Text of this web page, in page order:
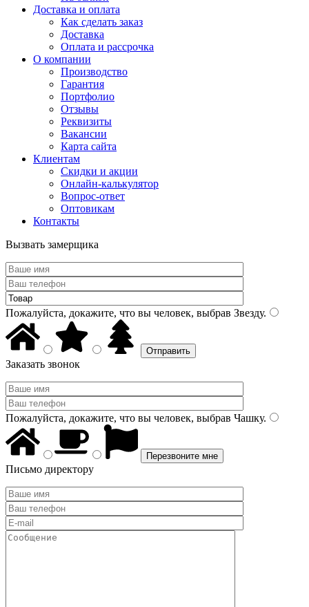
Доставка и оплата
Как сделать заказ
Доставка
Оплата и рассрочка
О компании
Производство
Гарантия
Портфолио
Отзывы
Реквизиты
Вакансии
Карта сайта
Клиентам
Скидки и акции
Онлайн-калькулятор
Вопрос-ответ
Оптовикам
Контакты
Вызвать замерщика
Пожалуйста, докажите, что вы человек, выбрав Звезду.
Заказать звонок
Пожалуйста, докажите, что вы человек, выбрав Чашку.
Письмо директору